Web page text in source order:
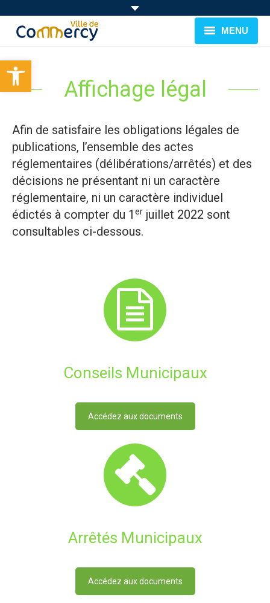
Ouvrir la barre d’outils
MENU
CADRE DE VIE
LOISIRS
EVÉNEMENTS
Affichage légal
Afin de satisfaire les obligations légales de
publications, l’ensemble des actes
réglementaires (délibérations/arrêtés) et des
décisions ne présentant ni un caractère
réglementaire, ni un caractère individuel
édictés à compter du 1 er juillet 2022 sont
consultables ci-dessous.
Conseils Municipaux
Accédez aux documents
Arrêtés Municipaux
Accédez aux documents